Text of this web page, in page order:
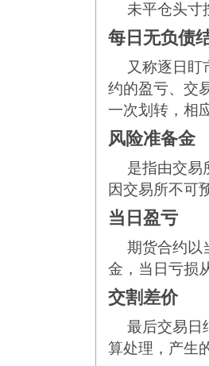
未平仓头寸
每日无负债
又称逐日盯
约的盈亏、交
一次划转，相
风险准备金
是指由交易
因交易所不可
当日盈亏
期货合约以
金，当日亏损
交割差价
最后交易日
算处理，产生